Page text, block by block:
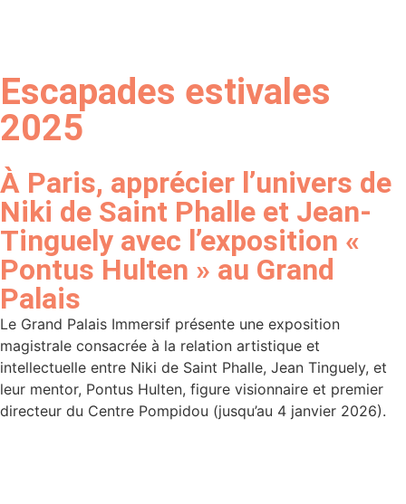
Escapades estivales
2025
À Paris, apprécier l’univers de
Niki de Saint Phalle et Jean-
Tinguely avec l’exposition «
Pontus Hulten » au Grand
Palais
Le Grand Palais Immersif présente une exposition
magistrale consacrée à la relation artistique et
intellectuelle entre Niki de Saint Phalle, Jean Tinguely, et
leur mentor, Pontus Hulten, figure visionnaire et premier
directeur du Centre Pompidou (jusqu’au 4 janvier 2026).